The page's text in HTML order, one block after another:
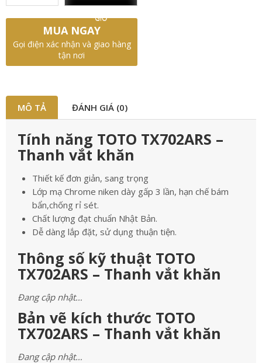
GIỎ
MUA NGAY
Gọi điện xác nhận và giao hàng
tận nơi
MÔ TẢ ĐÁNH GIÁ (0)
Tính năng TOTO TX702ARS –
Thanh vắt khăn
Thiết kế đơn giản, sang trọng
Lớp mạ Chrome niken dày gấp 3 lần, hạn chế bám
bẩn,chống rỉ sét.
Chất lượng đạt chuẩn Nhật Bản.
Dễ dàng lắp đặt, sử dụng thuận tiện.
Thông số kỹ thuật TOTO
TX702ARS – Thanh vắt khăn
Đang cập nhật…
Bản vẽ kích thước TOTO
TX702ARS – Thanh vắt khăn
Đang cập nhật…